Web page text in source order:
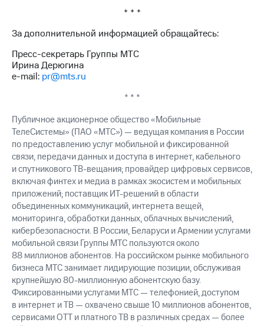
* * *
За дополнительной информацией обращайтесь:
Пресс-секретарь Группы МТС
Ирина Дерюгина
e-mail: pr@mts.ru
* * *
Публичное акционерное общество «Мобильные
ТелеСистемы» (ПАО «МТС») — ведущая компания в России
по предоставлению услуг мобильной и фиксированной
связи, передачи данных и доступа в интернет, кабельного
и спутникового ТВ-вещания; провайдер цифровых сервисов,
включая финтех и медиа в рамках экосистем и мобильных
приложений; поставщик ИТ-решений в области
объединенных коммуникаций, интернета вещей,
мониторинга, обработки данных, облачных вычислений,
кибербезопасности. В России, Беларуси и Армении услугами
мобильной связи Группы МТС пользуются около
88 миллионов абонентов. На российском рынке мобильного
бизнеса МТС занимает лидирующие позиции, обслуживая
крупнейшую 80-миллионную абонентскую базу.
Фиксированными услугами МТС — телефонией, доступом
в интернет и ТВ — охвачено свыше 10 миллионов абонентов,
сервисами OTT и платного ТВ в различных средах — более